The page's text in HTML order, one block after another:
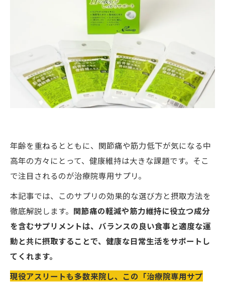
年齢を重ねるとともに、関節痛や筋力低下が気になる中
高年の方々にとって、健康維持は大きな課題です。そこ
で注目されるのが治療院専用サプリ。
本記事では、このサプリの効果的な選び方と摂取方法を
徹底解説します。 関節痛の軽減や筋力維持に役立つ成分
を含むサプリメントは、バランスの良い食事と適度な運
動と共に摂取することで、健康な日常生活をサポートし
てくれます。
現役アスリートも多数来院し、この「治療院専用サプ